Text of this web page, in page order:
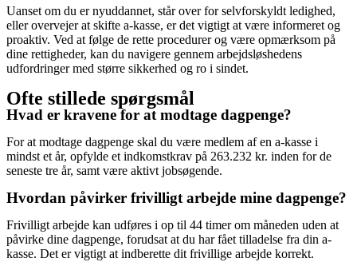
Uanset om du er nyuddannet, står over for selvforskyldt ledighed,
eller overvejer at skifte a-kasse, er det vigtigt at være informeret og
proaktiv. Ved at følge de rette procedurer og være opmærksom på
dine rettigheder, kan du navigere gennem arbejdsløshedens
udfordringer med større sikkerhed og ro i sindet.
Ofte stillede spørgsmål
Hvad er kravene for at modtage dagpenge?
For at modtage dagpenge skal du være medlem af en a-kasse i
mindst et år, opfylde et indkomstkrav på 263.232 kr. inden for de
seneste tre år, samt være aktivt jobsøgende.
Hvordan påvirker frivilligt arbejde mine dagpenge?
Frivilligt arbejde kan udføres i op til 44 timer om måneden uden at
påvirke dine dagpenge, forudsat at du har fået tilladelse fra din a-
kasse. Det er vigtigt at indberette dit frivillige arbejde korrekt.